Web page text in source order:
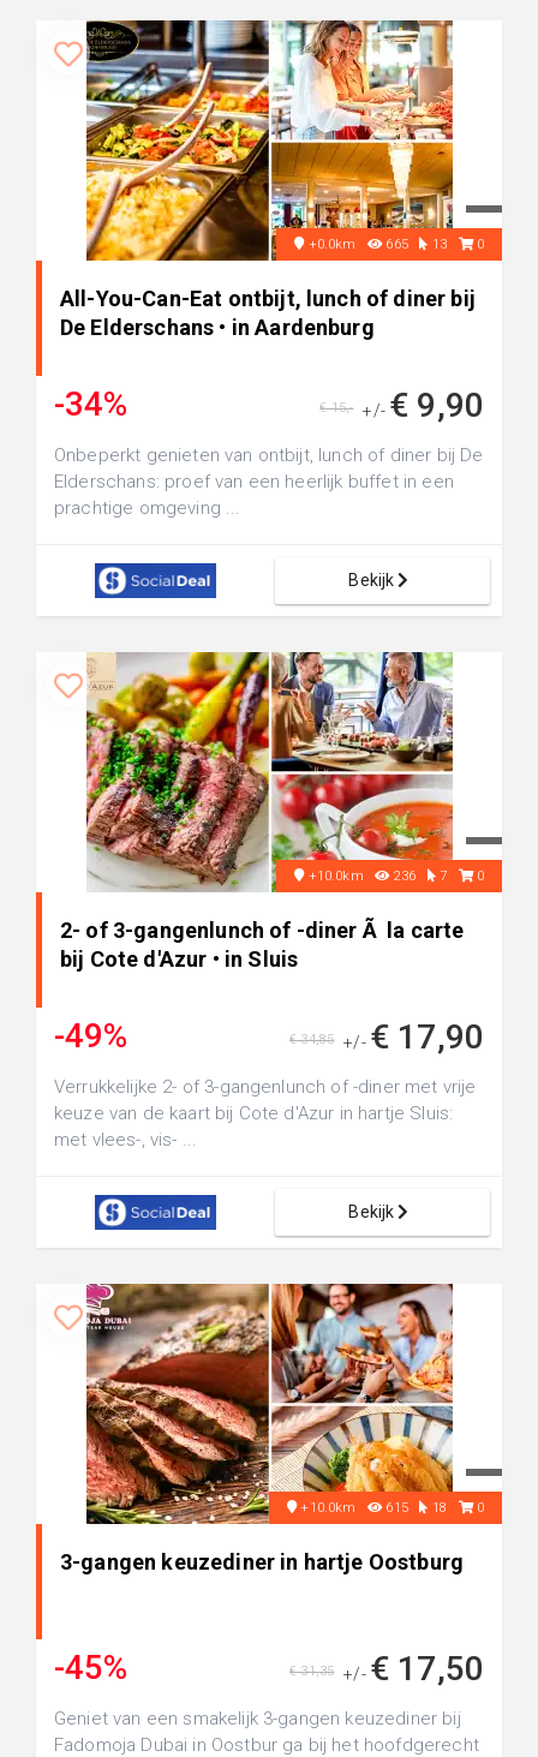
+0.0km 665 13 0
All-You-Can-Eat ontbijt, lunch of diner bij
De Elderschans • in Aardenburg
-34% +/- € 9,90
€ 15,-
Onbeperkt genieten van ontbijt, lunch of diner bij De
Elderschans: proef van een heerlijk buffet in een
prachtige omgeving ...
Bekijk
+10.0km 236 7 0
2- of 3-gangenlunch of -diner Ã la carte
bij Cote d'Azur • in Sluis
-49% +/- € 17,90
€ 34,85
Verrukkelijke 2- of 3-gangenlunch of -diner met vrije
keuze van de kaart bij Cote d'Azur in hartje Sluis:
met vlees-, vis- ...
Bekijk
+10.0km 615 18 0
3-gangen keuzediner in hartje Oostburg
-45% +/- € 17,50
€ 31,35
Geniet van een smakelijk 3-gangen keuzediner bij
Fadomoja Dubai in Oostbur ga bij het hoofdgerecht